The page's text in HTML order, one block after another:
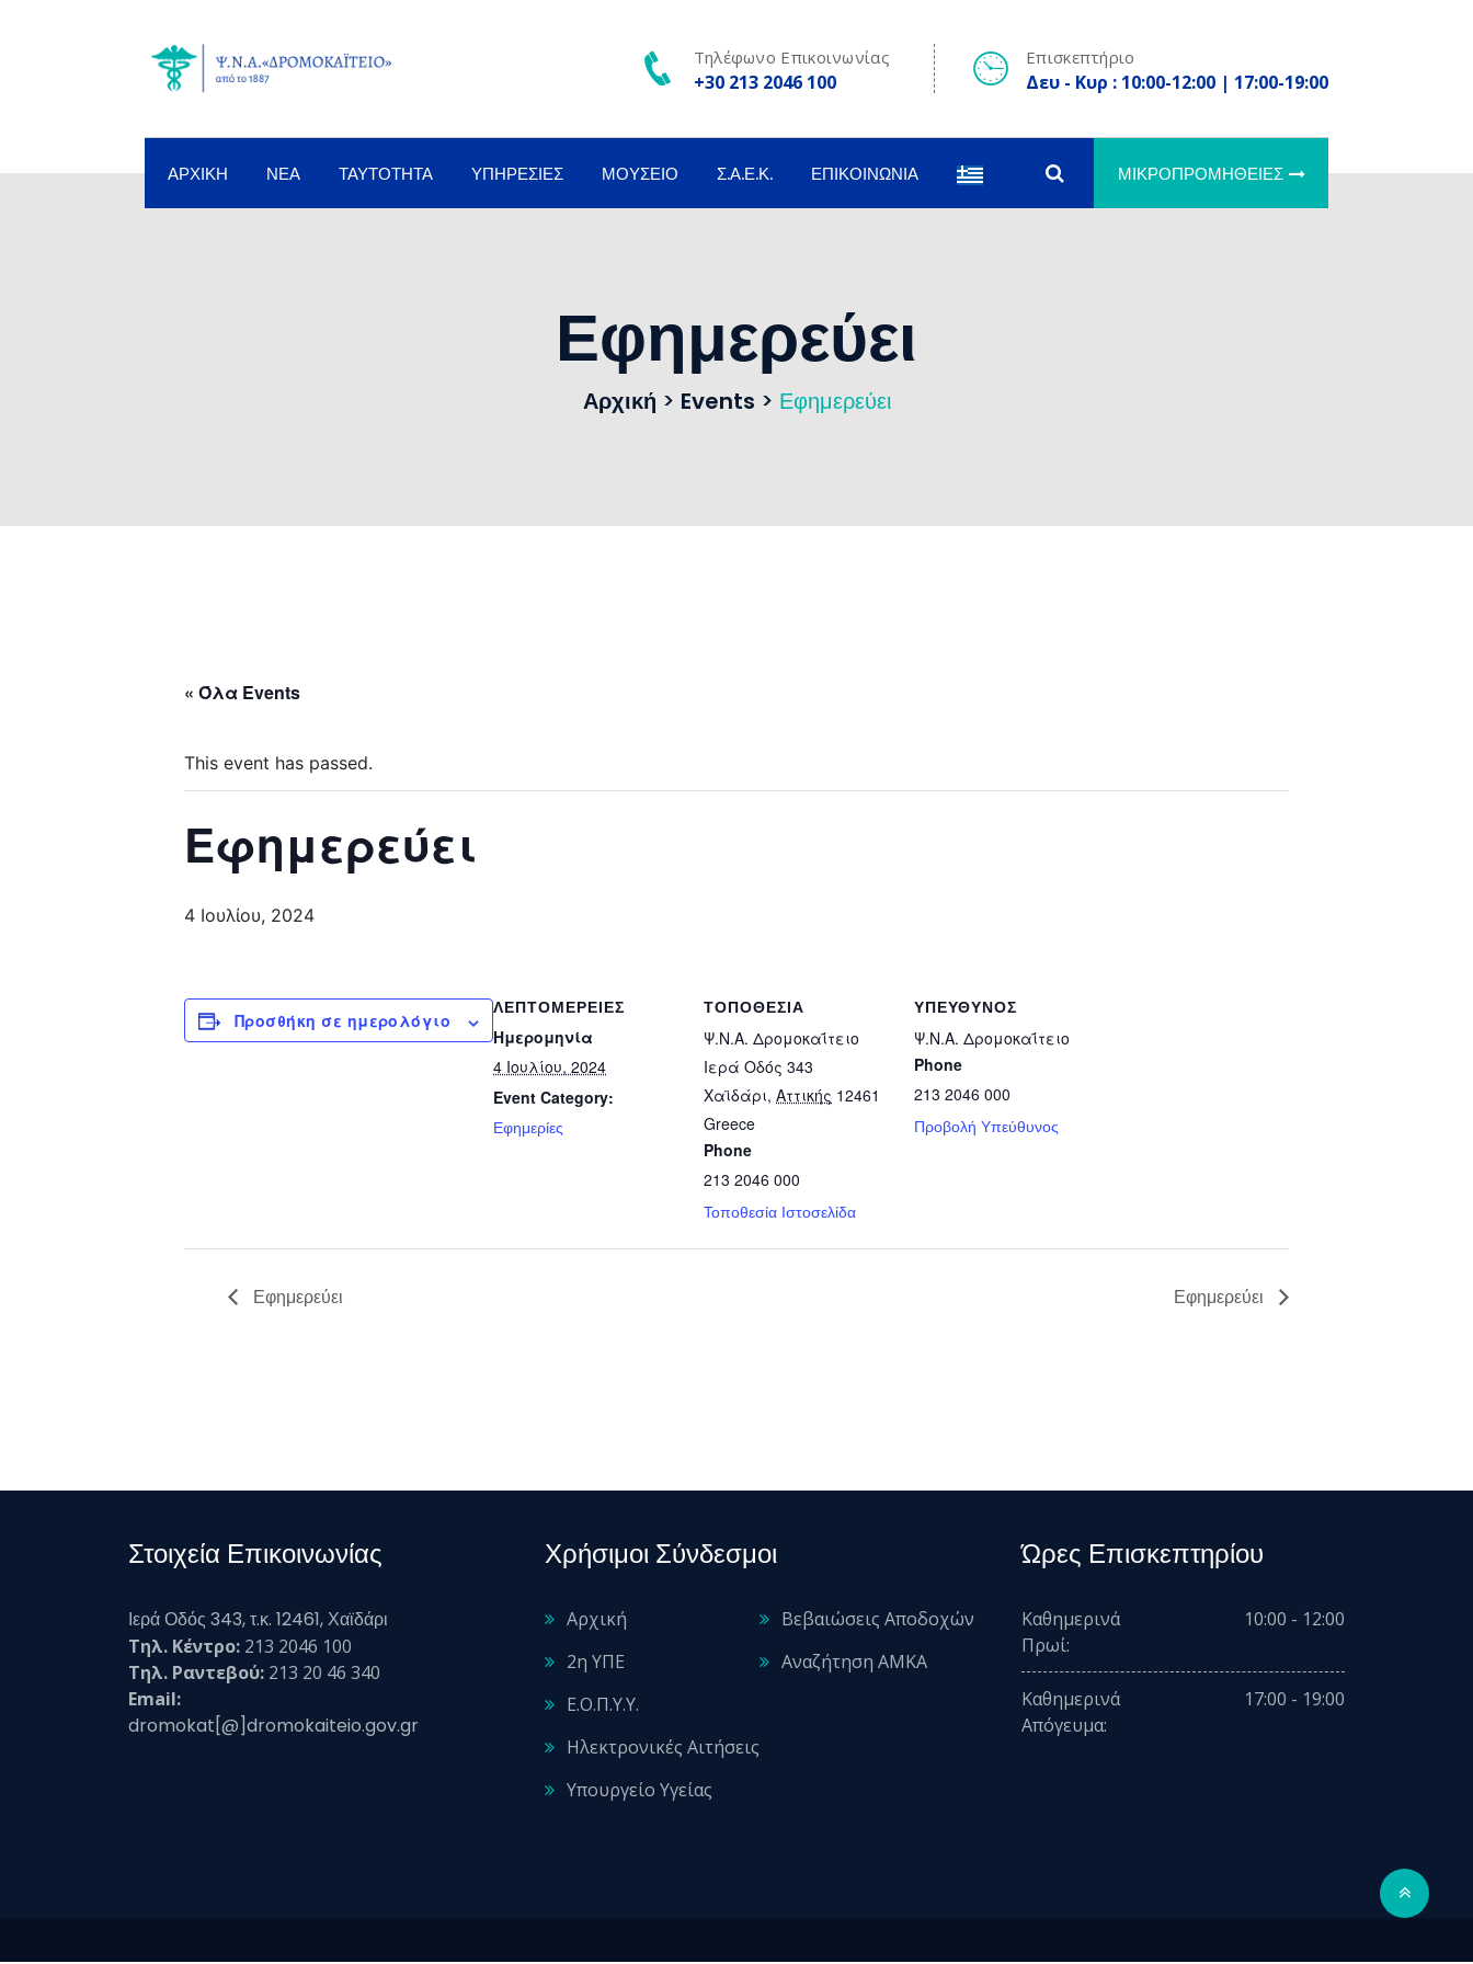
Τηλέφωνο Επικοινωνίας
+30 213 2046 100
Επισκεπτήριο
Δευ - Κυρ : 10:00-12:00 | 17:00-19:00
ΑΡΧΙΚΉ ΝΈΑ ΤΑΥΤΌΤΗΤΑ ΥΠΗΡΕΣΊΕΣ ΜΟΥΣΕΊΟ Σ.Α.Ε.Κ. ΕΠΙΚΟΙΝΩΝΊΑ ΜΙΚΡΟΠΡΟΜΉΘΕΙΕΣ
Εφημερεύει
Αρχική > Events > Εφημερεύει
« Όλα Events
This event has passed.
Εφημερεύει
4 Ιουλίου, 2024
Προσθήκη σε ημερολόγιο
ΛΕΠΤΟΜΈΡΕΙΕΣ
Ημερομηνία
4 Ιουλίου, 2024
Event Category:
Εφημερίες
ΤΟΠΟΘΕΣΊΑ
Ψ.Ν.Α. Δρομοκαΐτειο
Ιερά Οδός 343
Χαϊδάρι, Αττικής 12461
Greece
Phone
213 2046 000
Τοποθεσία Ιστοσελίδα
ΥΠΕΎΘΥΝΟΣ
Ψ.Ν.Α. Δρομοκαΐτειο
Phone
213 2046 000
Προβολή Υπεύθυνος
Εφημερεύει Εφημερεύει
Στοιχεία Επικοινωνίας
Ιερά Οδός 343, τ.κ. 12461, Χαϊδάρι
Τηλ. Κέντρο: 213 2046 100
Τηλ. Ραντεβού: 213 20 46 340
Email:
dromokat[@]dromokaiteio.gov.gr
Χρήσιμοι Σύνδεσμοι
Αρχική
2η ΥΠΕ
Ε.Ο.Π.Υ.Υ.
Ηλεκτρονικές Αιτήσεις
Υπουργείο Υγείας
Βεβαιώσεις Αποδοχών
Αναζήτηση ΑΜΚΑ
Ώρες Επισκεπτηρίου
Καθημερινά
Πρωί:
10:00 - 12:00
Καθημερινά
Απόγευμα:
17:00 - 19:00